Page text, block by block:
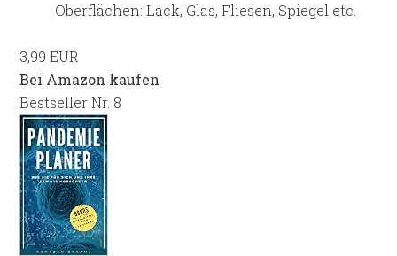
Oberflächen: Lack, Glas, Fliesen, Spiegel etc.
3,99 EUR
Bei Amazon kaufen
Bestseller Nr. 8